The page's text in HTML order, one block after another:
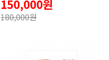
150,000원
180,000원